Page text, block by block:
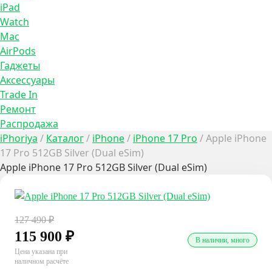
iPad
Watch
Mac
AirPods
Гаджеты
Аксессуары
Trade In
Ремонт
Распродажа
iPhoriya / Каталог/ iPhone/ iPhone 17 Pro /Apple iPhone
17 Pro 512GB Silver (Dual eSim)
Apple iPhone 17 Pro 512GB Silver (Dual eSim)
127 490 ₽
115 900 ₽
Цена указана при
наличном расчёте
В наличии, много